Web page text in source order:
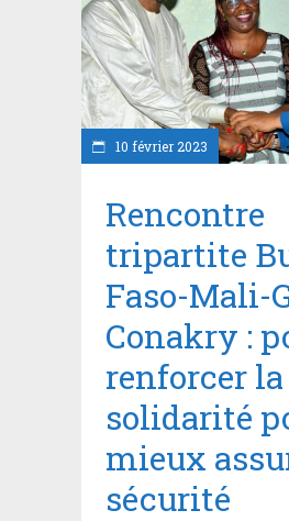
10 février 2023
Rencontre
tripartite
Faso-Mali-
Conakry :
renforcer la
solidarité
mieux
sécurité